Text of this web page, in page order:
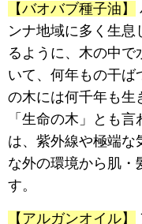
【バオバブ種子油】
ンナ地域に多く生
るように、木の中で
いて、何年もの干ば
の木には何千年も生
「生命の木」とも
は、紫外線や極端な
な外の環境から肌・
す。
【アルガンオイル】